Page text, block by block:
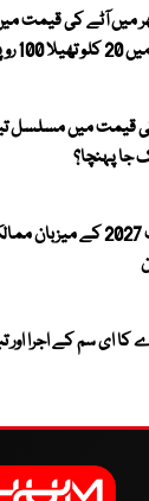
میں آٹے کی قیمت
تک مہنگا
قیمت میں مسلسل
جا پہنچا؟
ورلڈ کپ 2027 کے
کا ای سم کے اجرا